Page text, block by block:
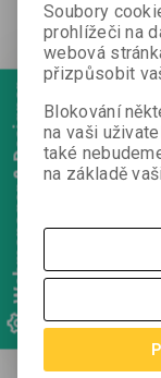
Webmanager & Designer
Záruka (měsíců):24
Dotaz na
Váš dotaz *
Soubory
prohlížeči na
webová
přizpůsobit
Blokování
na vaši
také
na základě